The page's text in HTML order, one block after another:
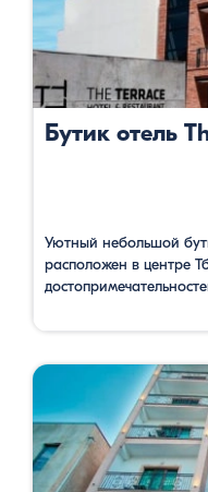
Бутик отель
Уютный небольшой
расположен в центре
минут можно дойти.
просторные, имеют
кабельными каналами,